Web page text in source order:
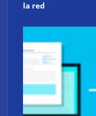
la red